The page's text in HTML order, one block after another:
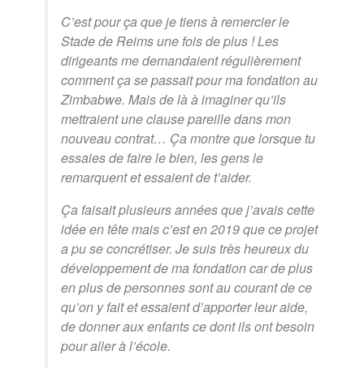
C’est pour ça que je tiens à remercier le
Stade de Reims une fois de plus ! Les
dirigeants me demandaient régulièrement
comment ça se passait pour ma fondation au
Zimbabwe. Mais de là à imaginer qu’ils
mettraient une clause pareille dans mon
nouveau contrat… Ça montre que lorsque tu
essaies de faire le bien, les gens le
remarquent et essaient de t’aider.
Ça faisait plusieurs années que j’avais cette
idée en tête mais c’est en 2019 que ce projet
a pu se concrétiser. Je suis très heureux du
développement de ma fondation car de plus
en plus de personnes sont au courant de ce
qu’on y fait et essaient d’apporter leur aide,
de donner aux enfants ce dont ils ont besoin
pour aller à l’école.